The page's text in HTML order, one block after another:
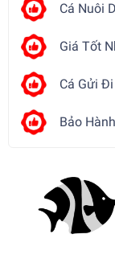
Cá Nuôi
Giá Tốt
Cá Gửi
Bảo